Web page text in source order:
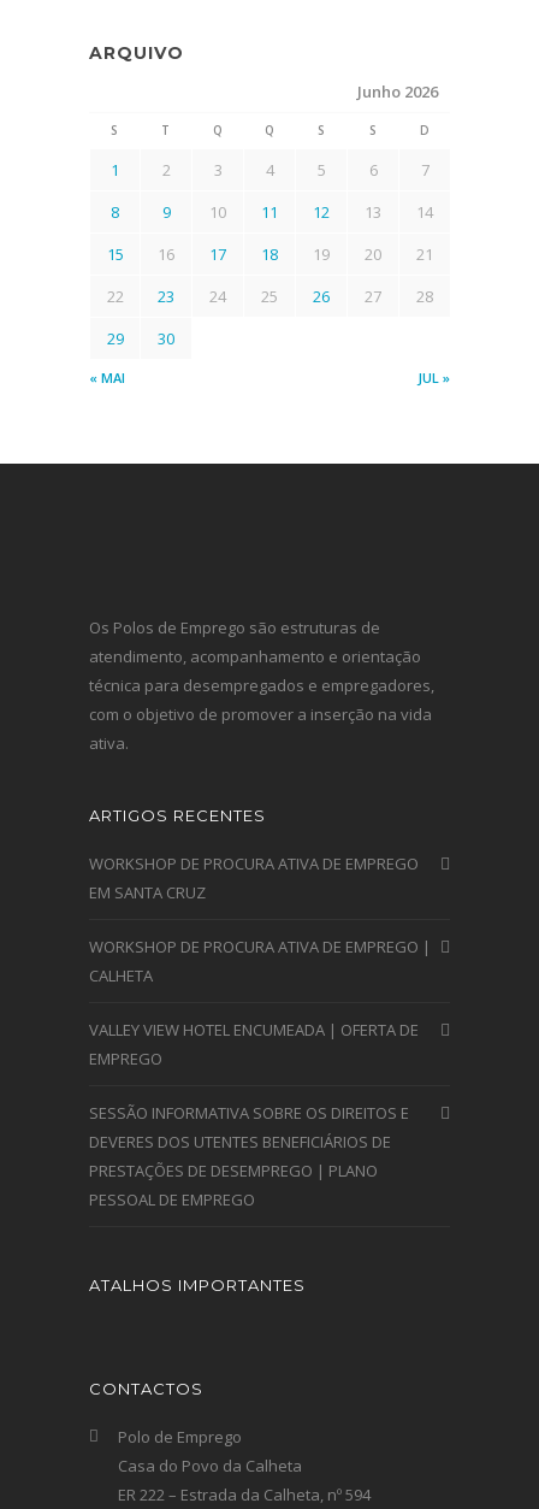
ARQUIVO
Junho 2026
S T Q Q S S D
« MAI JUL »
1 2 3 4 5 6
7
8
9 10 11 12 13
14
15
16 17 18 19 20
21
22
23 24 25 26 27
28
29
30
Os Polos de Emprego são estruturas de
atendimento, acompanhamento e orientação
técnica para desempregados e empregadores,
com o objetivo de promover a inserção na vida
ativa.
ARTIGOS RECENTES
WORKSHOP DE PROCURA ATIVA DE EMPREGO
EM SANTA CRUZ
WORKSHOP DE PROCURA ATIVA DE EMPREGO |
CALHETA
VALLEY VIEW HOTEL ENCUMEADA | OFERTA DE
EMPREGO
SESSÃO INFORMATIVA SOBRE OS DIREITOS E
DEVERES DOS UTENTES BENEFICIÁRIOS DE
PRESTAÇÕES DE DESEMPREGO | PLANO
PESSOAL DE EMPREGO
ATALHOS IMPORTANTES
CONTACTOS
Polo de Emprego
Casa do Povo da Calheta
ER 222 – Estrada da Calheta, nº 594